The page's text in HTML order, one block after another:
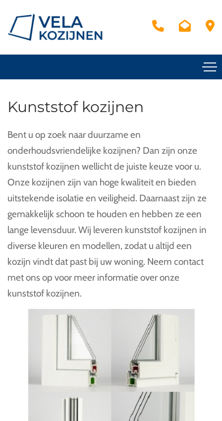
Kunststof kozijnen
Bent u op zoek naar duurzame en
onderhoudsvriendelijke kozijnen? Dan zijn onze
kunststof kozijnen wellicht de juiste keuze voor u.
Onze kozijnen zijn van hoge kwaliteit en bieden
uitstekende isolatie en veiligheid. Daarnaast zijn ze
gemakkelijk schoon te houden en hebben ze een
lange levensduur. Wij leveren kunststof kozijnen in
diverse kleuren en modellen, zodat u altijd een
kozijn vindt dat past bij uw woning. Neem contact
met ons op voor meer informatie over onze
kunststof kozijnen.